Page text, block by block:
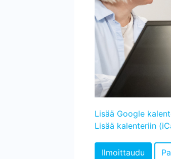
Lisää Google
Lisää kalenteriin